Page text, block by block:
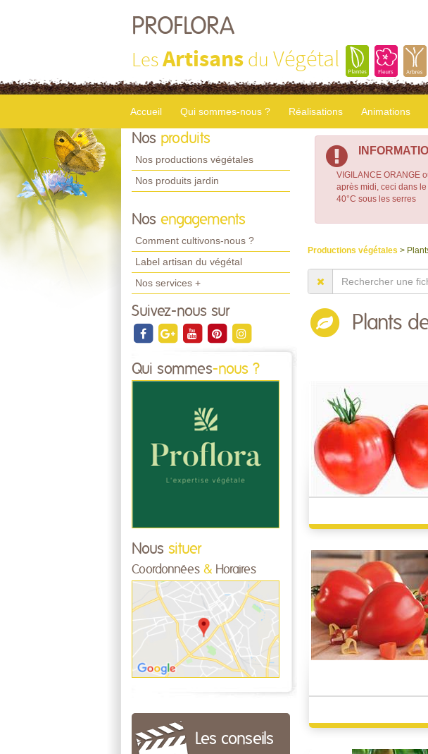
PROFLORA
LesArtisans du Végétal
Accueil Qui sommes-nous ? Réalisations Animations
Nos produits
Nos productions végétales
Nos produits jardin
Nos engagements
Comment cultivons-nous ?
Label artisan du végétal
Nos services +
Suivez-nous sur
Qui sommes-nous ?
Nous situer
Coordonnées & Horaires
Les conseils
VIGILANCE ORANGE
après midi, ceci dans
40°C sous les serres
Productions végétales >
Plants